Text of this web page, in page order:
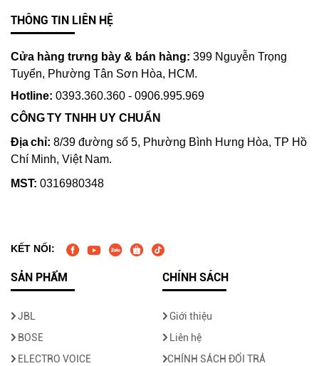
THÔNG TIN LIÊN HỆ
Cửa hàng trưng bày & bán hàng: 399 Nguyễn Trọng
Tuyển, Phường Tân Sơn Hòa, HCM.
Hotline: 0393.360.360 - 0906.995.969
CÔNG TY TNHH UY CHUẨN
Địa chỉ: 8/39 đường số 5, Phường Bình Hưng Hòa, TP Hồ
Chí Minh, Việt Nam.
MST: 0316980348
KẾT NỐI:
SẢN PHẨM
JBL
BOSE
ELECTRO VOICE
CHÍNH SÁCH
Giới thiệu
Liên hệ
CHÍNH SÁCH ĐỔI TRẢ